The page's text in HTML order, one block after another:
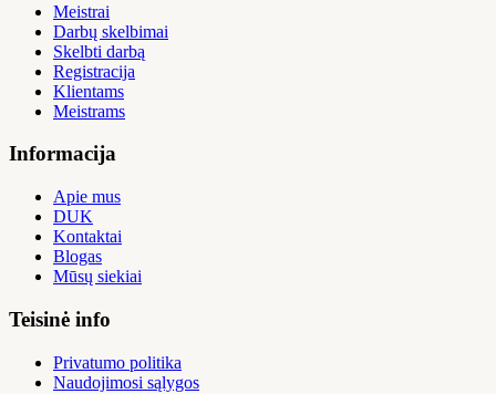
Meistrai
Darbų skelbimai
Skelbti darbą
Registracija
Klientams
Meistrams
Informacija
Apie mus
DUK
Kontaktai
Blogas
Mūsų siekiai
Teisinė info
Privatumo politika
Naudojimosi sąlygos